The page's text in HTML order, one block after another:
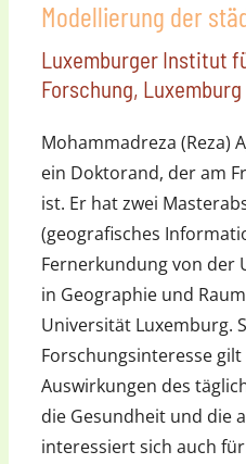
Modellierung der
Luxemburger Institut
Forschung, Luxemburg
Mohammadreza (Reza)
ein Doktorand, der am
ist. Er hat zwei
(geografisches
Fernerkundung von der
in Geographie und
Universität Luxemburg.
Forschungsinteresse
Auswirkungen des
die Gesundheit und die
interessiert sich auch